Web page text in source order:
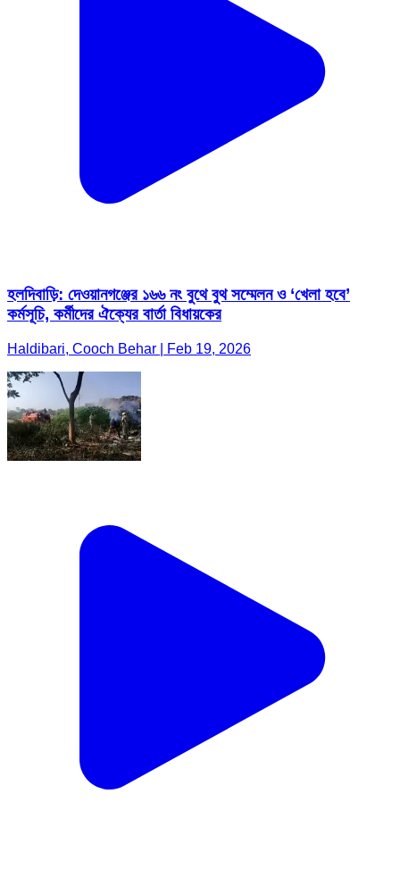
হলদিবাড়ি: দেওয়ানগঞ্জের ১৬৬ নং বুথে বুথ সম্মেলন ও ‘খেলা হবে’
কর্মসূচি, কর্মীদের ঐক্যের বার্তা বিধায়কের
Haldibari, Cooch Behar | Feb 19, 2026